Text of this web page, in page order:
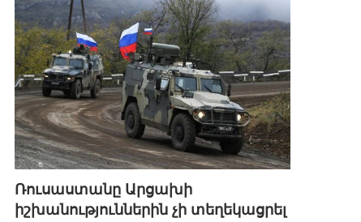
Ռուսաստանը Արցախի
իշխանություններին չի տեղեկացրել